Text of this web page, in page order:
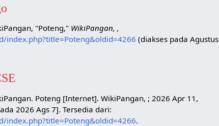
"Poteng," WikiPangan, ,
index.php?title=Poteng&oldid=4266 (diakses pada Agustus
Poteng [Internet]. WikiPangan, ; 2026 Apr 11,
2026 Ags 7]. Tersedia dari:
index.php?title=Poteng&oldid=4266.